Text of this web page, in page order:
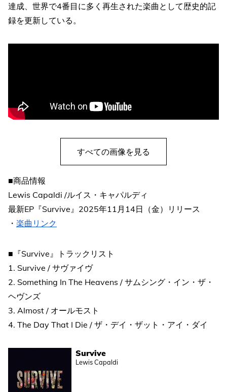
達成、世界で4番目に多く再生された楽曲として歴史的記
録を更新している。
すべての画像を見る
■商品情報
Lewis Capaldi /ルイス・キャパルディ
最新EP『Survive』2025年11月14日（金）リリース
・ 楽曲リンク
■『Survive』トラックリスト
1. Survive / サヴァイヴ
2. Something In The Heavens / サムシング・イン・ザ・
ヘヴンズ
3. Almost / オールモスト
4. The Day That I Die / ザ・デイ・ザット・アイ・ダイ
Survive
Lewis Capaldi